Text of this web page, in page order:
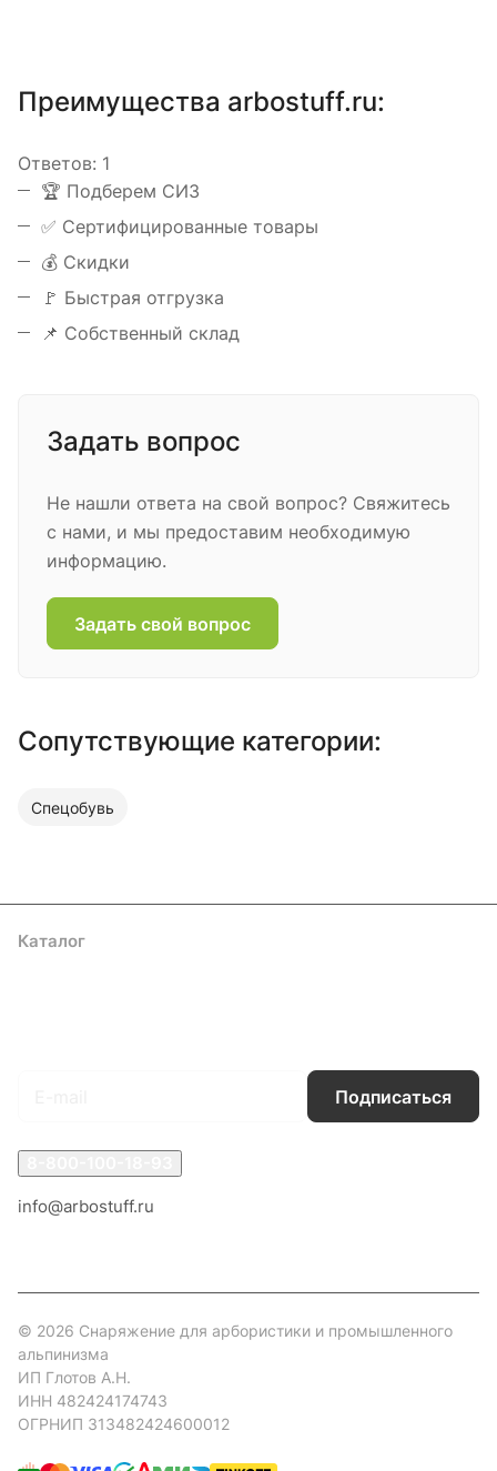
Преимущества arbostuff.ru:
Ответов: 1
️🏆 Подберем СИЗ
✅ Сертифицированные товары
💰 Скидки
🚩 Быстрая отгрузка
📌 Собственный склад
Задать вопрос
Не нашли ответа на свой вопрос? Свяжитесь
с нами, и мы предоставим необходимую
информацию.
Задать свой вопрос
Сопутствующие категории:
Спецобувь
Каталог
Подписаться
info@arbostuff.ru
© 2026 Снаряжение для арбористики и промышленного
альпинизма
ИП Глотов А.Н.
ИНН 482424174743
ОГРНИП 313482424600012